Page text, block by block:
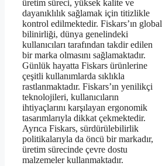
üretim süreci, yüksek kalite ve
dayanıklılık sağlamak için titizlikle
kontrol edilmektedir. Fiskars’ın global
bilinirliği, dünya genelindeki
kullanıcıları tarafından takdir edilen
bir marka olmasını sağlamaktadır.
Günlük hayatta Fiskars ürünlerine
çeşitli kullanımlarda sıklıkla
rastlanmaktadır. Fiskars’ın yenilikçi
teknolojileri, kullanıcıların
ihtiyaçlarını karşılayan ergonomik
tasarımlarıyla dikkat çekmektedir.
Ayrıca Fiskars, sürdürülebilirlik
politikalarıyla da öncü bir markadır,
üretim sürecinde çevre dostu
malzemeler kullanmaktadır.